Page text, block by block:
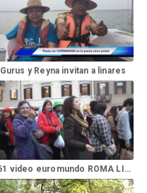
Gurus y Reyna invitan a linares
161 video euromundo ROMA LISBOA